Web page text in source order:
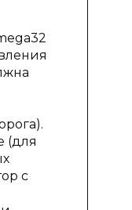
(для
с